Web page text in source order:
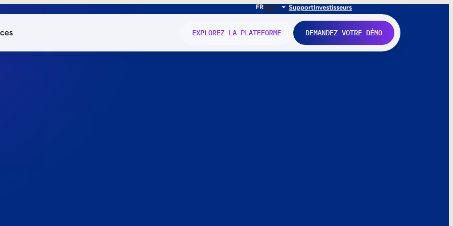
FRENIT SupportInvestisseurs
EXPLOREZ LA PLATEFORME DEMANDEZ VOTRE DÉMO